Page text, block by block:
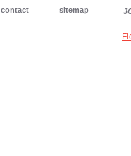
contact sitemap